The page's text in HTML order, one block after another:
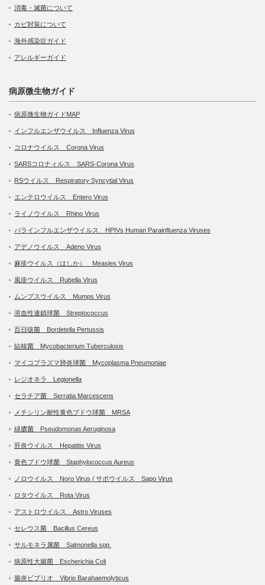
消毒・滅菌について
カビ対策について
海外感染症ガイド
アレルギーガイド
病原微生物ガイド
病原微生物ガイドMAP
インフルエンザウイルス Influenza Virus
コロナウイルス Corona Virus
SARSコロナィルス SARS-Corona Virus
RSウイルス Respiratory Syncytial Virus
エンテロウイルス Entero Virus
ライノウイルス Rhino Virus
パラインフルエンザウイルス HPIVs Human Parainfluenza Viruses
アデノウイルス Adeno Virus
麻疹ウイルス（はしか） Measles Virus
風疹ウイルス Rubella Virus
ムンプスウイルス Mumps Virus
溶血性連鎖球菌 Streptococcus
百日咳菌 Bordetella Pertussis
結核菌 Mycobacterium Tuberculosis
マイコプラズマ肺炎球菌 Mycoplasma Pneumoniae
レジオネラ Legionella
セラチア菌 Serratia Marcescens
メチシリン耐性黄色ブドウ球菌 MRSA
緑膿菌 Pseudomonas Aeruginosa
肝炎ウイルス Hepatitis Virus
黄色ブドウ球菌 Staphylococcus Aureus
ノロウイルス Noro Virus / サポウイルス Sapo Virus
ロタウイルス Rota Virus
アストロウイルス Astro Viruses
セレウス菌 Bacillus Cereus
サルモネラ属菌 Salmonella spp.
病原性大腸菌 Escherichia Coli
腸炎ビブリオ Vibrio Barahaemolyticus